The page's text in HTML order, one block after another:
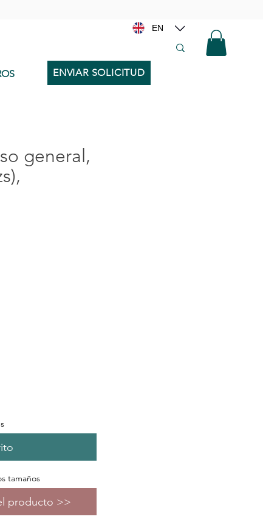
EN
ENVIAR SOLICITUD
general,
tamaños
producto >>